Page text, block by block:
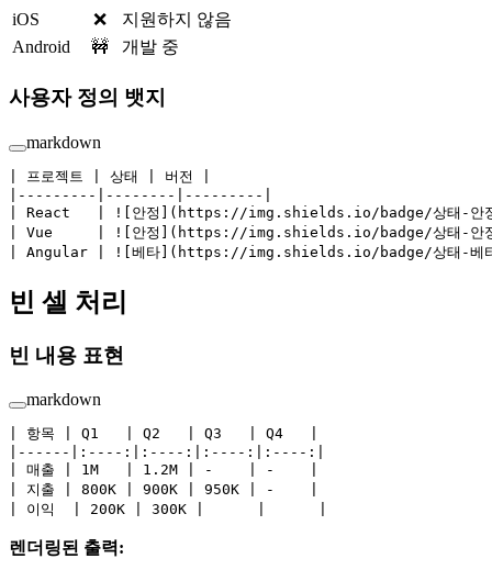
iOS
❌
지원하지 않음
Android
🚧 개발 중
사용자 정의 뱃지
markdown
| 프로젝트 | 상태 | 버전 |
|---------|--------|---------|
| React   | ![ 안정 ]( https://img.shields.io/badge/상태-안
| Vue     | ![ 안정 ]( https://img.shields.io/badge/상태-안
| Angular | ![ 베타 ]( https://img.shields.io/badge/상태-베
빈 셀 처리
빈 내용 표현
markdown
| 항목 | Q1   | Q2   | Q3   | Q4   |
|------|:----:|:----:|:----:|:----:|
| 매출 | 1M   | 1.2M | -    | -    |
| 지출 | 800K | 900K | 950K | -    |
| 이익  | 200K | 300K |      |      |
렌더링된 출력: